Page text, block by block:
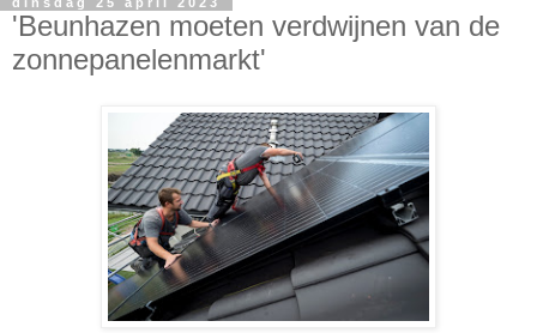
'Beunhazen moeten verdwijnen van de
zonnepanelenmarkt'